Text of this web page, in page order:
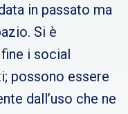
in passato ma
Si è
i social
possono essere
dall’uso che ne